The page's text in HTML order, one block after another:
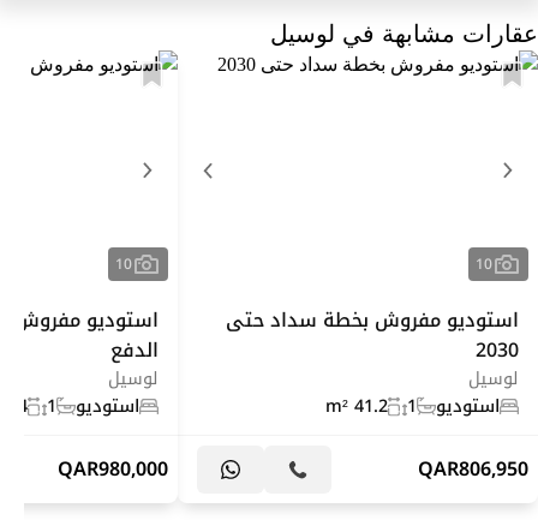
عقارات مشابهة في لوسيل
10
استوديو مفروش بخطة سداد حتى
2030
لوسيل
استوديو
1
41.2 m²
806,950
QAR
10
استوديو مفروش
الدفع
لوسيل
استوديو
1
m²
980,000
QAR